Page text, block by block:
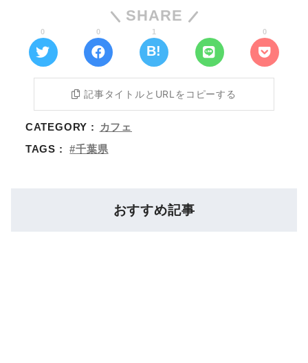
SHARE
0 0 1 0
記事タイトルとURLをコピーする
CATEGORY :
カフェ
TAGS :
千葉県
おすすめ記事